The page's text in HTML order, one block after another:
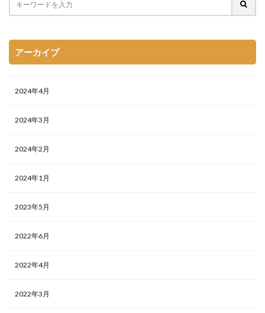
アーカイブ
2024年4月
2024年3月
2024年2月
2024年1月
2023年5月
2022年6月
2022年4月
2022年3月